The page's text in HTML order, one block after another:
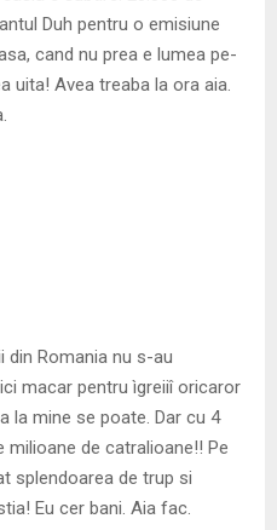
Duh pentru o emisiune
cand nu prea e lumea pe-
uita! Avea treaba la ora aia.
din Romania nu s-au
macar pentru ìgreiiî oricaror
la mine se poate. Dar cu 4
milioane de catralioane!! Pe
splendoarea de trup si
Eu cer bani. Aia fac.